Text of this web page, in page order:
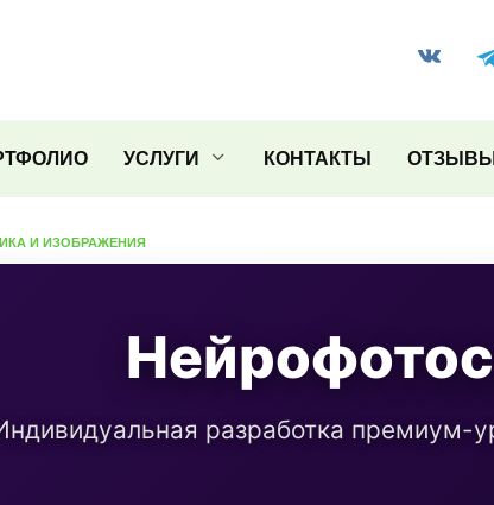
УСЛУГИ КОНТАКТЫ ОТЗЫВЫ
И ИЗОБРАЖЕНИЯ
разработка премиум-